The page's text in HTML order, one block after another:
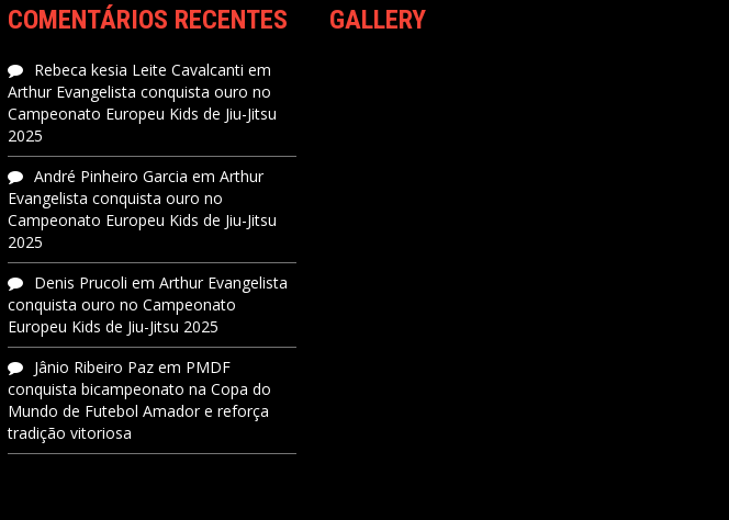
COMENTÁRIOS RECENTES
Rebeca kesia Leite Cavalcanti em
Arthur Evangelista conquista ouro no
Campeonato Europeu Kids de Jiu-Jitsu
2025
André Pinheiro Garcia em Arthur
Evangelista conquista ouro no
Campeonato Europeu Kids de Jiu-Jitsu
2025
Denis Prucoli em Arthur Evangelista
conquista ouro no Campeonato
Europeu Kids de Jiu-Jitsu 2025
Jânio Ribeiro Paz em PMDF
conquista bicampeonato na Copa do
Mundo de Futebol Amador e reforça
tradição vitoriosa
GALLERY